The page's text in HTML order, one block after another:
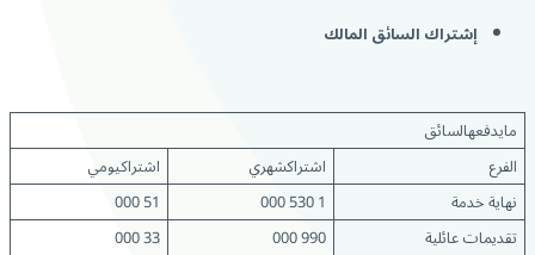
إشتراك السائق المالك
مايدفعهالسائق
الفرع
اشتراكشهري
اشتراكيومي
نهاية خدمة
1 530 000
51 000
تقديمات عائلية
990 000
33 000